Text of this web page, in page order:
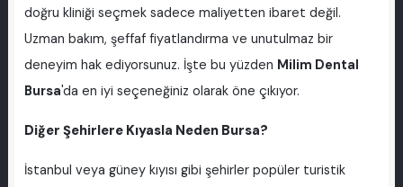
doğru kliniği seçmek sadece maliyetten ibaret değil.
Uzman bakım, şeffaf fiyatlandırma ve unutulmaz bir
deneyim hak ediyorsunuz. İşte bu yüzden Milim Dental
Bursa'da en iyi seçeneğiniz olarak öne çıkıyor.
Diğer Şehirlere Kıyasla Neden Bursa?
İstanbul veya güney kıyısı gibi şehirler popüler turistik